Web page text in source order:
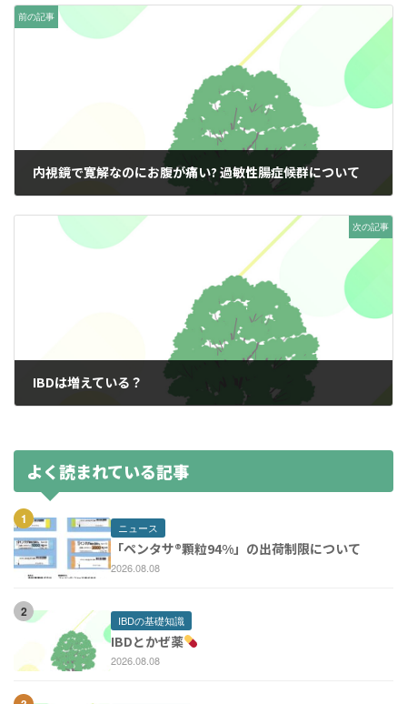
前の記事
内視鏡で寛解なのにお腹が痛い? 過敏性腸症候群について
次の記事
IBDは増えている？
よく読まれている記事
ニュース
「ペンタサ®️顆粒94%」の出荷制限について
2026.08.08
IBDの基礎知識
IBDとかぜ薬
2026.08.08